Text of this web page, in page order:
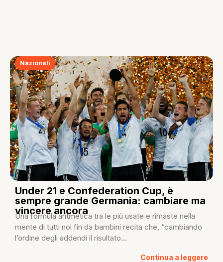
Nazionali
Under 21 e Confederation Cup, è
sempre grande Germania: cambiare ma
vincere ancora
Una formula aritmetica tra le più usate e rimaste nella
mente di tutti noi fin da bambini recita che, “cambiando
l’ordine degli addendi il risultato...
Continua a leggere